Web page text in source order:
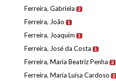
Ferreira, Gabriela 2
Ferreira, João 1
Ferreira, Joaquim 1
Ferreira, José da Costa 1
Ferreira, Maria Beatriz Penha 3
Ferreira, Maria Luísa Cardoso 2